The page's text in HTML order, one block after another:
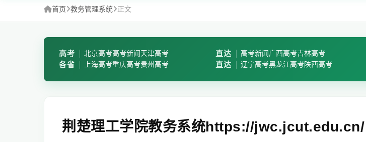
首页 教务管理系统 正文
高考 北京高考高考新闻天津高考
各省 上海高考重庆高考贵州高考
直达 高考新闻广西高考吉林高考
直达 辽宁高考黑龙江高考陕西高考
荆楚理工学院教务系统https://jwc.jcut.edu.cn/